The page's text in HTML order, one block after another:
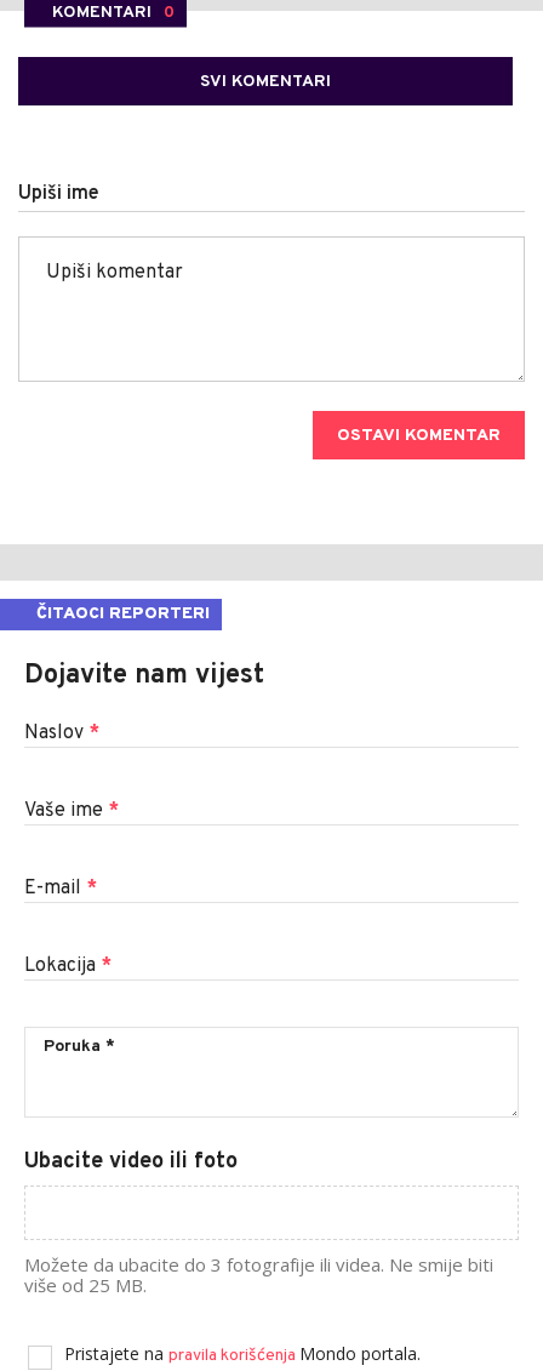
KOMENTARI 0
SVI KOMENTARI
Upiši ime
OSTAVI KOMENTAR
ČITAOCI REPORTERI
Dojavite nam vijest
Naslov *
Vaše ime *
E-mail *
Lokacija *
Ubacite video ili foto
Možete da ubacite do 3 fotografije ili videa. Ne smije biti
više od 25 MB.
Pristajete na pravila korišćenja Mondo portala.